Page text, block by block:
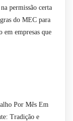
permissão certa
do MEC para
em empresas que
Por Mês Em
Tradição e